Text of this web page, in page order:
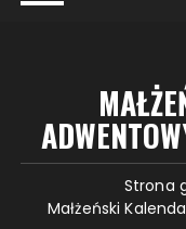
Strona
Małżeński